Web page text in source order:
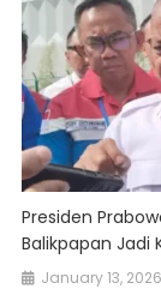
Presiden
Balikpapan Jadi
January 13, 2026